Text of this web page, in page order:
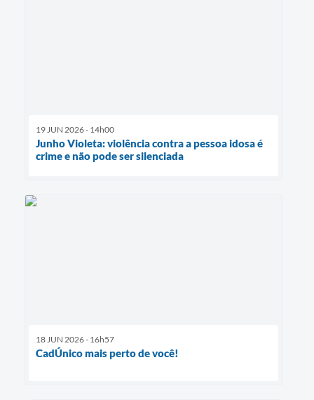
19 JUN 2026 - 14h00
Junho Violeta: violência contra a pessoa idosa é
crime e não pode ser silenciada
18 JUN 2026 - 16h57
CadÚnico mais perto de você!